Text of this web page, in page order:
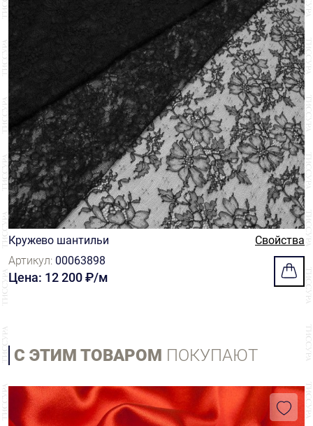
Кружево шантильи
Свойства
Артикул: 00063898
Цена: 12 200 ₽/м
С ЭТИМ ТОВАРОМ ПОКУПАЮТ